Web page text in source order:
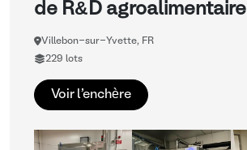
de R&D agroalimentaire
Villebon-sur-Yvette, FR
229 lots
Voir l'enchère